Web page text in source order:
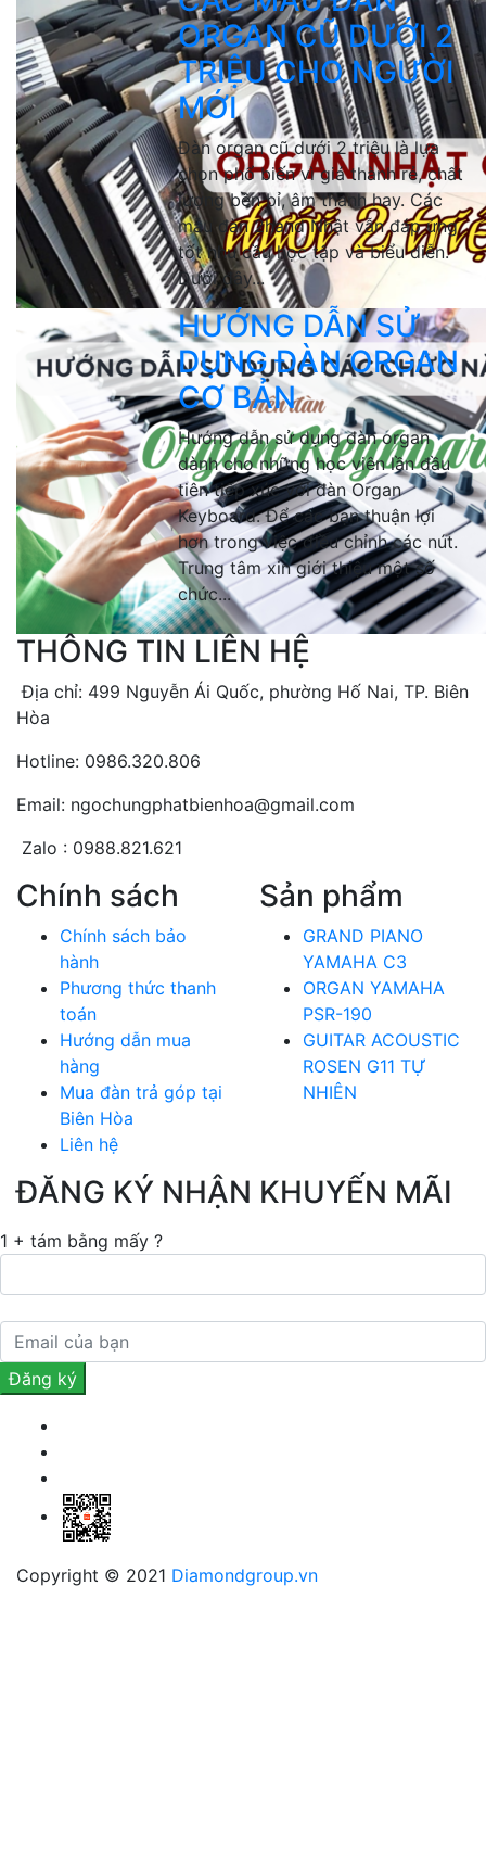
ORGAN CŨ DƯỚI 2
TRIỆU CHO NGƯỜI
MỚI
Đàn organ cũ dưới 2 triệu là lựa
chọn phổ biến vì giá thành rẻ, chất
lượng bền bỉ, âm thanh hay. Các
mẫu đàn 2hand Nhật vẫn đáp ứng
tốt nhu cầu học tập và biểu diễn.
Dưới đây...
HƯỚNG DẪN SỬ
DỤNG ĐÀN ORGAN
CƠ BẢN
Hướng dẫn sử dụng đàn organ
dành cho những học viên lần đầu
tiên tiếp xúc với đàn Organ
Keyboard. Để các bạn thuận lợi
hơn trong việc điều chỉnh các nút.
Trung tâm xin giới thiệu một số
chức...
THÔNG TIN LIÊN HỆ
Địa chỉ: 499 Nguyễn Ái Quốc, phường Hố Nai, TP. Biên
Hòa
Hotline: 0986.320.806
Email: ngochungphatbienhoa@gmail.com
Zalo : 0988.821.621
Chính sách
Chính sách bảo
hành
Phương thức thanh
toán
Hướng dẫn mua
hàng
Mua đàn trả góp tại
Biên Hòa
Liên hệ
Sản phẩm
GRAND PIANO
YAMAHA C3
ORGAN YAMAHA
PSR-190
GUITAR ACOUSTIC
ROSEN G11 TỰ
NHIÊN
ĐĂNG KÝ NHẬN KHUYẾN MÃI
1 + tám bằng mấy ?
Copyright © 2021 Diamondgroup.vn